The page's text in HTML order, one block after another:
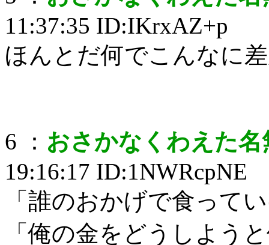
11:37:35 ID:IKrxAZ+p
ほんとだ何でこんなに
6 ： おさかなくわえた
19:16:17 ID:1NWRcpNE
「誰のおかげで食って
「俺の金をどうしよう